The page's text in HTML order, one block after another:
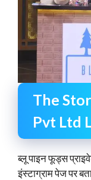
The
Pvt Ltd
ब्लू पाइन फूड्स
इंस्टाग्राम पेज पर